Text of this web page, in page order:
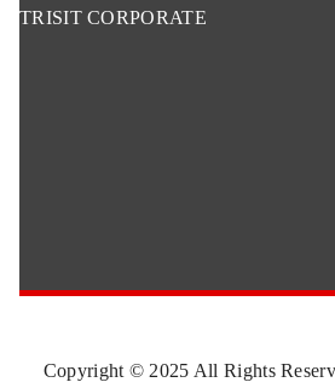
TRISIT CORPORATE
Copyright © 2025 All Rights